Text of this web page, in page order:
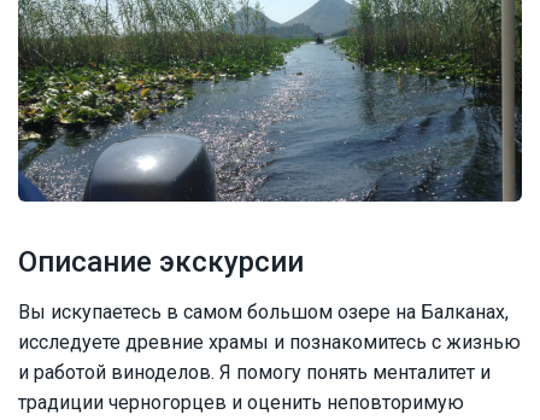
Описание экскурсии
Вы искупаетесь в самом большом озере на Балканах,
исследуете древние храмы и познакомитесь с жизнью
и работой виноделов. Я помогу понять менталитет и
традиции черногорцев и оценить неповторимую